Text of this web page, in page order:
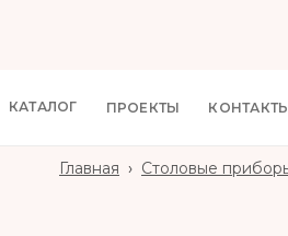
КАТАЛОГ ПРОЕКТЫ
Главная › Столовые